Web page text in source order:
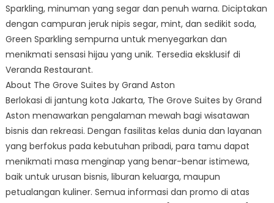
Sparkling, minuman yang segar dan penuh warna. Diciptakan
dengan campuran jeruk nipis segar, mint, dan sedikit soda,
Green Sparkling sempurna untuk menyegarkan dan
menikmati sensasi hijau yang unik. Tersedia eksklusif di
Veranda Restaurant.
About The Grove Suites by Grand Aston
Berlokasi di jantung kota Jakarta, The Grove Suites by Grand
Aston menawarkan pengalaman mewah bagi wisatawan
bisnis dan rekreasi. Dengan fasilitas kelas dunia dan layanan
yang berfokus pada kebutuhan pribadi, para tamu dapat
menikmati masa menginap yang benar-benar istimewa,
baik untuk urusan bisnis, liburan keluarga, maupun
petualangan kuliner. Semua informasi dan promo di atas